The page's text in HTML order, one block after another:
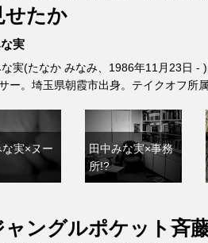
せたか
実
な実(たなか みなみ、1986年11月23日 -
ー。埼玉県朝霞市出身。テイクオフ所属
な実×ヌー
田中みな実×事務
所!?
ャングルポケット斉